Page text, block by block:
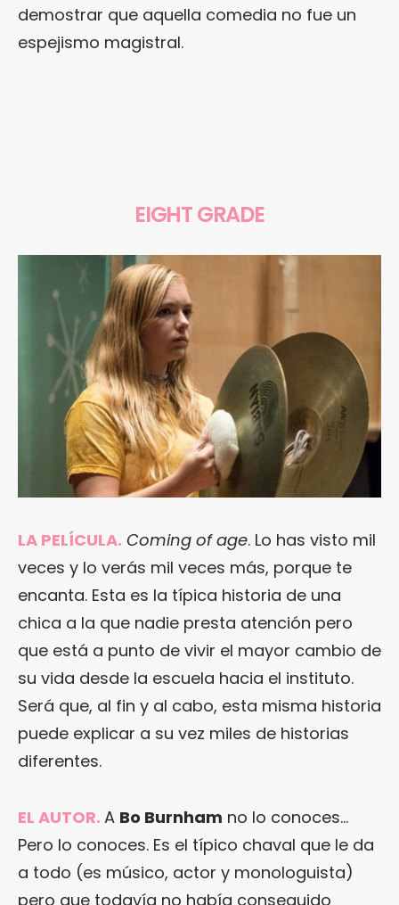
demostrar que aquella comedia no fue un
espejismo magistral.
EIGHT GRADE
LA PELÍCULA. Coming of age. Lo has visto mil
veces y lo verás mil veces más, porque te
encanta. Esta es la típica historia de una
chica a la que nadie presta atención pero
que está a punto de vivir el mayor cambio de
su vida desde la escuela hacia el instituto.
Será que, al fin y al cabo, esta misma historia
puede explicar a su vez miles de historias
diferentes.
EL AUTOR. A Bo Burnham no lo conoces…
Pero lo conoces. Es el típico chaval que le da
a todo (es músico, actor y monologuista)
pero que todavía no había conseguido